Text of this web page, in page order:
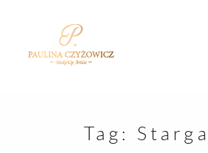
STRONA GŁÓWNA
Tag: